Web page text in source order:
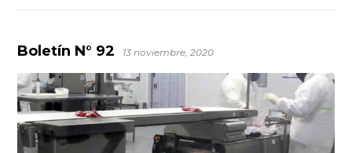
Boletín N° 92 13 noviembre, 2020